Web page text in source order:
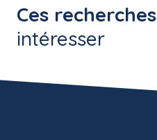
Ces recherches
intéresser